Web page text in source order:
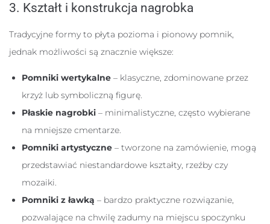
3. Kształt i konstrukcja nagrobka
Tradycyjne formy to płyta pozioma i pionowy pomnik,
jednak możliwości są znacznie większe:
Pomniki wertykalne – klasyczne, zdominowane przez
krzyż lub symboliczną figurę.
Płaskie nagrobki – minimalistyczne, często wybierane
na mniejsze cmentarze.
Pomniki artystyczne – tworzone na zamówienie, mogą
przedstawiać niestandardowe kształty, rzeźby czy
mozaiki.
Pomniki z ławką – bardzo praktyczne rozwiązanie,
pozwalające na chwilę zadumy na miejscu spoczynku